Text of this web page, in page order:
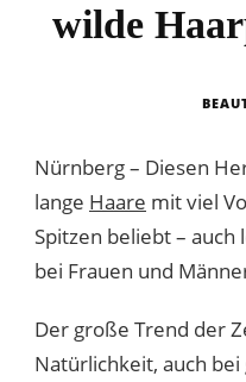
wilde
Nürnberg – Diesen
lange Haare mit viel
Spitzen beliebt – auch
bei Frauen und
Der große Trend der
Natürlichkeit, auch